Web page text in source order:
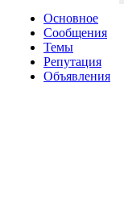
Основное
Сообщения
Темы
Репутация
Объявления